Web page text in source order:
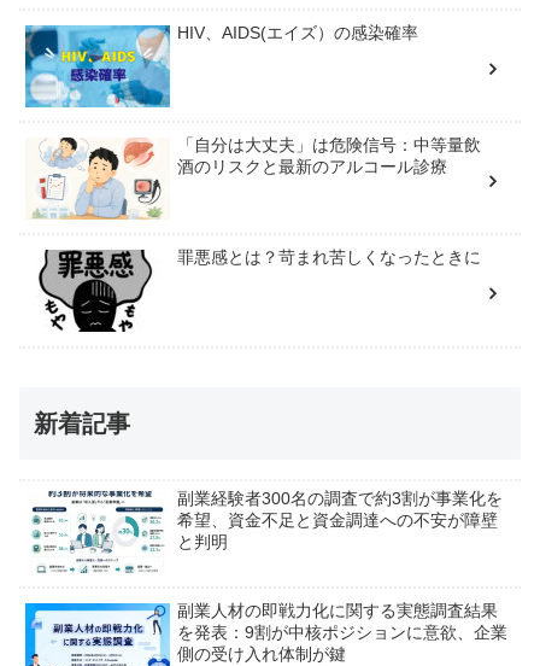
HIV、AIDS(エイズ）の感染確率
「自分は大丈夫」は危険信号：中等量飲
酒のリスクと最新のアルコール診療
罪悪感とは？苛まれ苦しくなったときに
新着記事
副業経験者300名の調査で約3割が事業化を
希望、資金不足と資金調達への不安が障壁
と判明
副業人材の即戦力化に関する実態調査結果
を発表：9割が中核ポジションに意欲、企業
側の受け入れ体制が鍵